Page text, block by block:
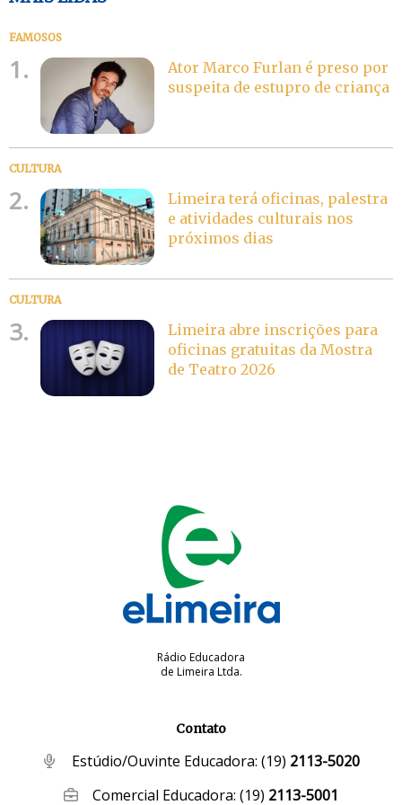
FAMOSOS
1.
Ator Marco Furlan é preso por
suspeita de estupro de criança
CULTURA
2.
Limeira terá oficinas, palestra
e atividades culturais nos
próximos dias
CULTURA
3.
Limeira abre inscrições para
oficinas gratuitas da Mostra
de Teatro 2026
Rádio Educadora
de Limeira Ltda.
Contato
Estúdio/Ouvinte Educadora: (19) 2113-5020
Comercial Educadora:(19) 2113-5001